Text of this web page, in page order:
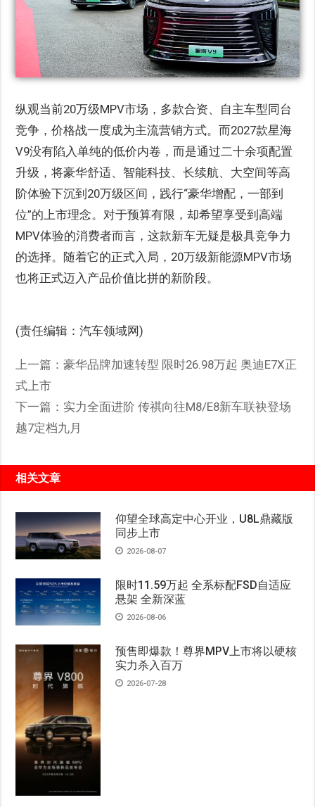
纵观当前20万级MPV市场，多款合资、自主车型同台
竞争，价格战一度成为主流营销方式。而2027款星海
V9没有陷入单纯的低价内卷，而是通过二十余项配置
升级，将豪华舒适、智能科技、长续航、大空间等高
阶体验下沉到20万级区间，践行“豪华增配，一部到
位”的上市理念。对于预算有限，却希望享受到高端
MPV体验的消费者而言，这款新车无疑是极具竞争力
的选择。随着它的正式入局，20万级新能源MPV市场
也将正式迈入产品价值比拼的新阶段。
(责任编辑：汽车领域网)
上一篇：豪华品牌加速转型 限时26.98万起 奥迪E7X正
式上市
下一篇： 实力全面进阶 传祺向往M8/E8新车联袂登场
越7定档九月
相关文章
仰望全球高定中心开业，U8L鼎藏版
同步上市
2026-08-07
限时11.59万起 全系标配FSD自适应
悬架 全新深蓝
2026-08-06
预售即爆款！尊界MPV上市将以硬核
实力杀入百万
2026-07-28